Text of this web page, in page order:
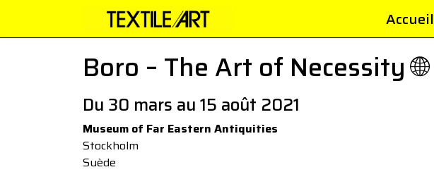
Accueil
Boro – The Art of Necessity 🌐
Du 30 mars au 15 août 2021
Museum of Far Eastern Antiquities
Stockholm
Suède